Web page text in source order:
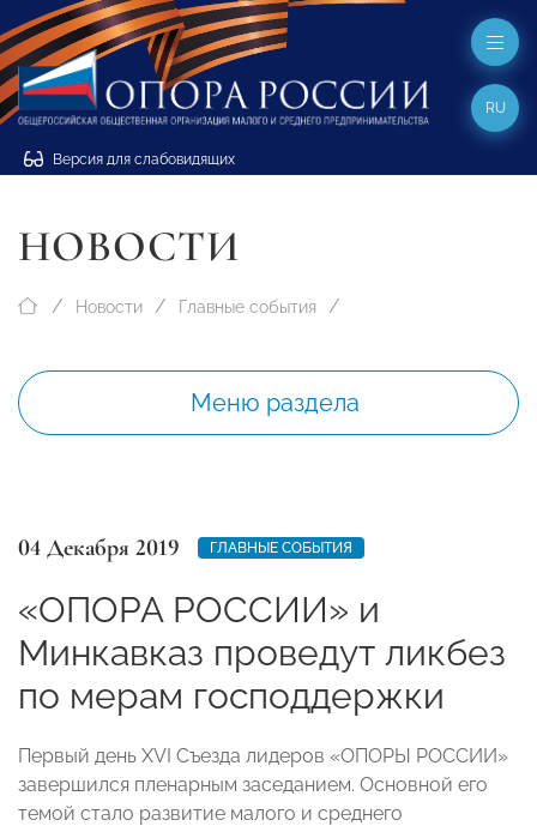
Версия для слабовидящих
RU
НОВОСТИ
Новости Главные события
Меню раздела
04 Декабря 2019 ГЛАВНЫЕ СОБЫТИЯ
«ОПОРА РОССИИ» и
Минкавказ проведут ликбез
по мерам господдержки
Первый день XVI Съезда лидеров «ОПОРЫ РОССИИ»
завершился пленарным заседанием. Основной его
темой стало развитие малого и среднего